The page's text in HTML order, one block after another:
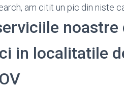
am citit un pic din niste
noastre
in localitatile